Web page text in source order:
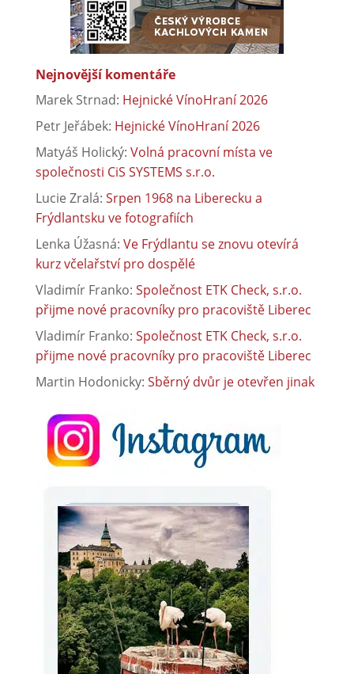
Nejnovější komentáře
Marek Strnad: Hejnické VínoHraní 2026
Petr Jeřábek: Hejnické VínoHraní 2026
Matyáš Holický: Volná pracovní místa ve
společnosti CiS SYSTEMS s.r.o.
Lucie Zralá: Srpen 1968 na Liberecku a
Frýdlantsku ve fotografiích
Lenka Úžasná: Ve Frýdlantu se znovu otevírá
kurz včelařství pro dospělé
Vladimír Franko: Společnost ETK Check, s.r.o.
přijme nové pracovníky pro pracoviště Liberec
Vladimír Franko: Společnost ETK Check, s.r.o.
přijme nové pracovníky pro pracoviště Liberec
Martin Hodonicky: Sběrný dvůr je otevřen jinak